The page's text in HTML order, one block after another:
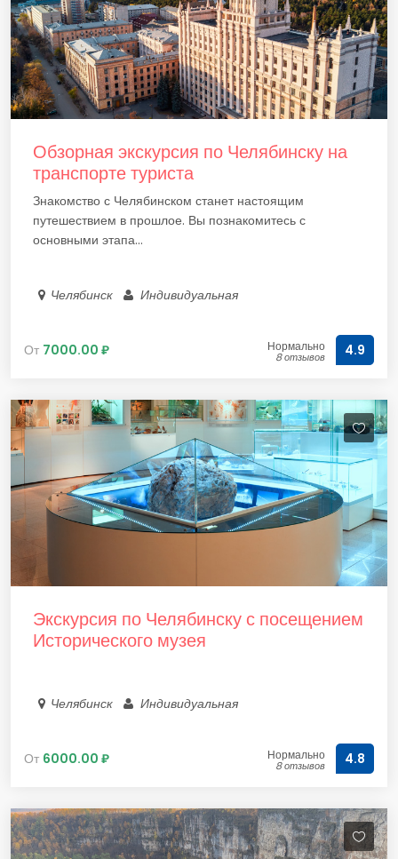
Обзорная экскурсия по Челябинску на
транспорте туриста
Знакомство с Челябинском станет настоящим
путешествием в прошлое. Вы познакомитесь с
основными этапа...
Челябинск Индивидуальная
От 7000.00 ₽ Нормально
8 отзывов 4.9
Экскурсия по Челябинску с посещением
Исторического музея
Челябинск Индивидуальная
От 6000.00 ₽ Нормально
8 отзывов 4.8